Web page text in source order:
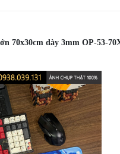
70x30cm dày 3mm OP-53-